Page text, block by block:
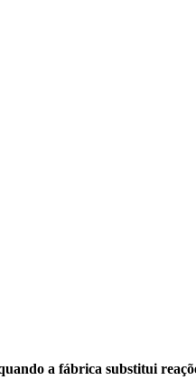
a fábrica substitui